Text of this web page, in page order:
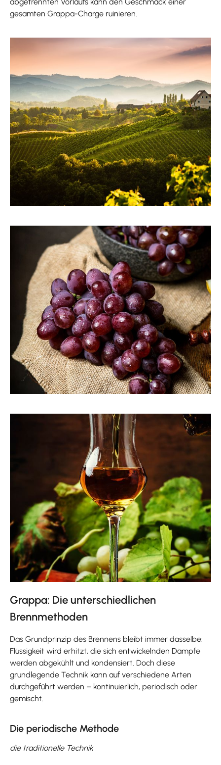
gesamten Grappa-Charge ruinieren.
Grappa: Die unterschiedlichen
Brennmethoden
Das Grundprinzip des Brennens bleibt immer dasselbe:
Flüssigkeit wird erhitzt, die sich entwickelnden Dämpfe
werden abgekühlt und kondensiert. Doch diese
grundlegende Technik kann auf verschiedene Arten
durchgeführt werden – kontinuierlich, periodisch oder
gemischt.
Die periodische Methode
die traditionelle Technik